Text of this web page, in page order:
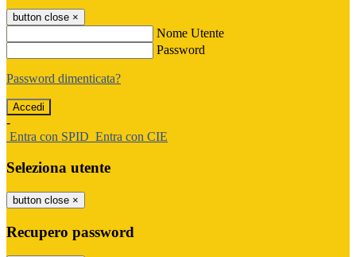
button close ×
Nome Utente
Password
Password dimenticata?
-
Entra con SPID Entra con CIE
Seleziona utente
button close ×
Recupero password